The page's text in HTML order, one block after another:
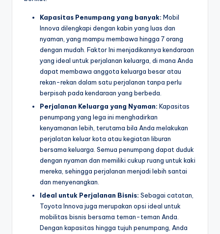
Kapasitas Penumpang yang banyak: Mobil
Innova dilengkapi dengan kabin yang luas dan
nyaman, yang mampu membawa hingga 7 orang
dengan mudah. Faktor Ini menjadikannya kendaraan
yang ideal untuk perjalanan keluarga, di mana Anda
dapat membawa anggota keluarga besar atau
rekan-rekan dalam satu perjalanan tanpa perlu
berpisah pada kendaraan yang berbeda.
Perjalanan Keluarga yang Nyaman: Kapasitas
penumpang yang lega ini menghadirkan
kenyamanan lebih, terutama bila Anda melakukan
perjalatan keluar kota atau kegiatan liburan
bersama keluarga. Semua penumpang dapat duduk
dengan nyaman dan memiliki cukup ruang untuk kaki
mereka, sehingga perjalanan menjadi lebih santai
dan menyenangkan.
Ideal untuk Perjalanan Bisnis: Sebagai catatan,
Toyota Innova juga merupakan opsi ideal untuk
mobilitas bisnis bersama teman-teman Anda.
Dengan kapasitas hingga tujuh penumpang, Anda